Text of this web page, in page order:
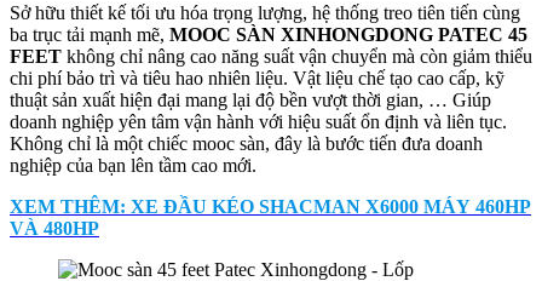
Sở hữu thiết kế tối ưu hóa trọng lượng, hệ thống treo tiên tiến cùng
ba trục tải mạnh mẽ, MOOC SÀN XINHONGDONG PATEC 45
FEET không chỉ nâng cao năng suất vận chuyển mà còn giảm thiểu
chi phí bảo trì và tiêu hao nhiên liệu. Vật liệu chế tạo cao cấp, kỹ
thuật sản xuất hiện đại mang lại độ bền vượt thời gian, … Giúp
doanh nghiệp yên tâm vận hành với hiệu suất ổn định và liên tục.
Không chỉ là một chiếc mooc sàn, đây là bước tiến đưa doanh
nghiệp của bạn lên tầm cao mới.
XEM THÊM: XE ĐẦU KÉO SHACMAN X6000 MÁY 460HP
VÀ 480HP